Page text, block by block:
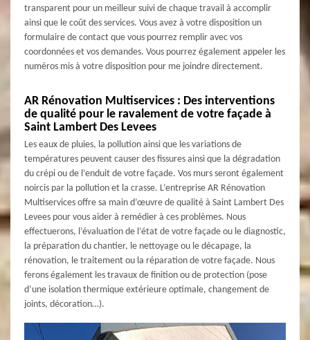
transparent pour un meilleur suivi de chaque travail à accomplir
ainsi que le coût des services. Vous avez à votre disposition un
formulaire de contact que vous pourrez remplir avec vos
coordonnées et vos demandes. Vous pourrez également appeler les
numéros mis à votre disposition pour me joindre directement.
AR Rénovation Multiservices : Des interventions
de qualité pour le ravalement de votre façade à
Saint Lambert Des Levees
Les eaux de pluies, la pollution ainsi que les variations de
températures peuvent causer des fissures ainsi que la dégradation
du crépi ou de l’enduit de votre façade. Vos murs seront également
noircis par la pollution et la crasse. L’entreprise AR Rénovation
Multiservices offre sa main d’œuvre de qualité à Saint Lambert Des
Levees pour vous aider à remédier à ces problèmes. Nous
effectuerons, l’évaluation de l’état de votre façade ou le diagnostic,
la préparation du chantier, le nettoyage ou le décapage, la
rénovation, le traitement ou la réparation de votre façade. Nous
ferons également les travaux de finition ou de protection (pose
d’une isolation thermique extérieure optimale, changement de
joints, décoration…).